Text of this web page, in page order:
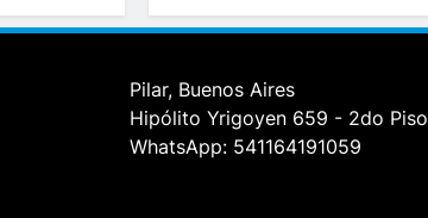
Pilar, Buenos Aires
Hipólito Yrigoyen 659 - 2do Piso
WhatsApp: 541164191059